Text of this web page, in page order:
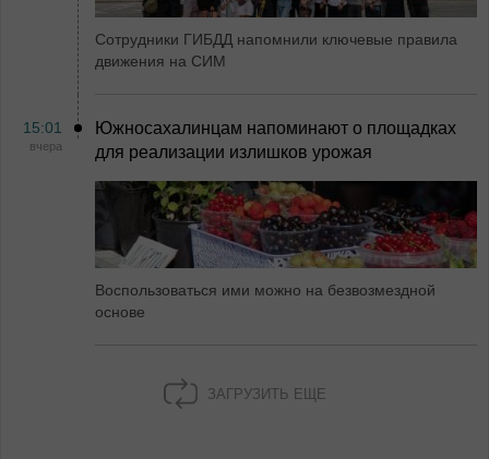
Сотрудники ГИБДД напомнили ключевые правила
движения на СИМ
15:01
вчера
Южносахалинцам напоминают о площадках
для реализации излишков урожая
Воспользоваться ими можно на безвозмездной
основе
ЗАГРУЗИТЬ ЕЩЕ